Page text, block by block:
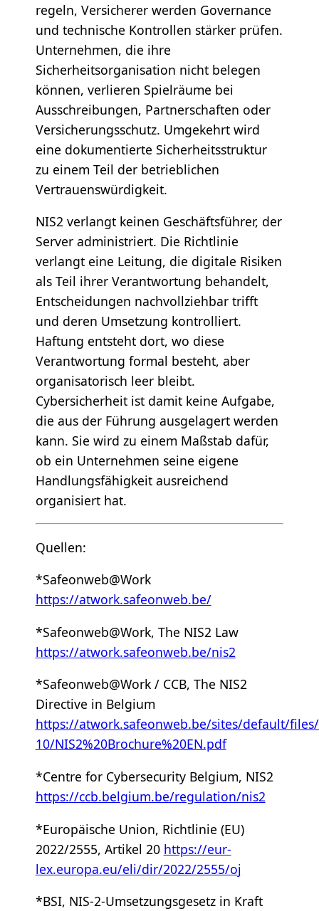
regeln, Versicherer werden Governance
und technische Kontrollen stärker prüfen.
Unternehmen, die ihre
Sicherheitsorganisation nicht belegen
können, verlieren Spielräume bei
Ausschreibungen, Partnerschaften oder
Versicherungsschutz. Umgekehrt wird
eine dokumentierte Sicherheitsstruktur
zu einem Teil der betrieblichen
Vertrauenswürdigkeit.
NIS2 verlangt keinen Geschäftsführer, der
Server administriert. Die Richtlinie
verlangt eine Leitung, die digitale Risiken
als Teil ihrer Verantwortung behandelt,
Entscheidungen nachvollziehbar trifft
und deren Umsetzung kontrolliert.
Haftung entsteht dort, wo diese
Verantwortung formal besteht, aber
organisatorisch leer bleibt.
Cybersicherheit ist damit keine Aufgabe,
die aus der Führung ausgelagert werden
kann. Sie wird zu einem Maßstab dafür,
ob ein Unternehmen seine eigene
Handlungsfähigkeit ausreichend
organisiert hat.
Quellen:
*Safeonweb@Work
https://atwork.safeonweb.be/
*Safeonweb@Work, The NIS2 Law
https://atwork.safeonweb.be/nis2
*Safeonweb@Work / CCB, The NIS2
Directive in Belgium
https://atwork.safeonweb.be/sites/default/
10/NIS2%20Brochure%20EN.pdf
*Centre for Cybersecurity Belgium, NIS2
https://ccb.belgium.be/regulation/nis2
*Europäische Union, Richtlinie (EU)
2022/2555, Artikel 20 https://eur-
lex.europa.eu/eli/dir/2022/2555/oj
*BSI, NIS-2-Umsetzungsgesetz in Kraft